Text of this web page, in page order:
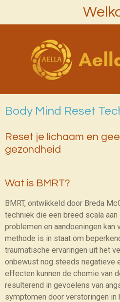
hoofdinhoud
Body Mind Reset
Reset je lichaam en
gezondheid
Wat is BMRT?
BMRT, ontwikkeld door Breda
techniek die een breed scala
problemen en aandoeningen kan
methode is in staat om
traumatische ervaringen uit het
onbewust nog steeds negatieve
effecten kunnen de chemie van
resulterend in gevoelens van
symptomen door verstoringen in